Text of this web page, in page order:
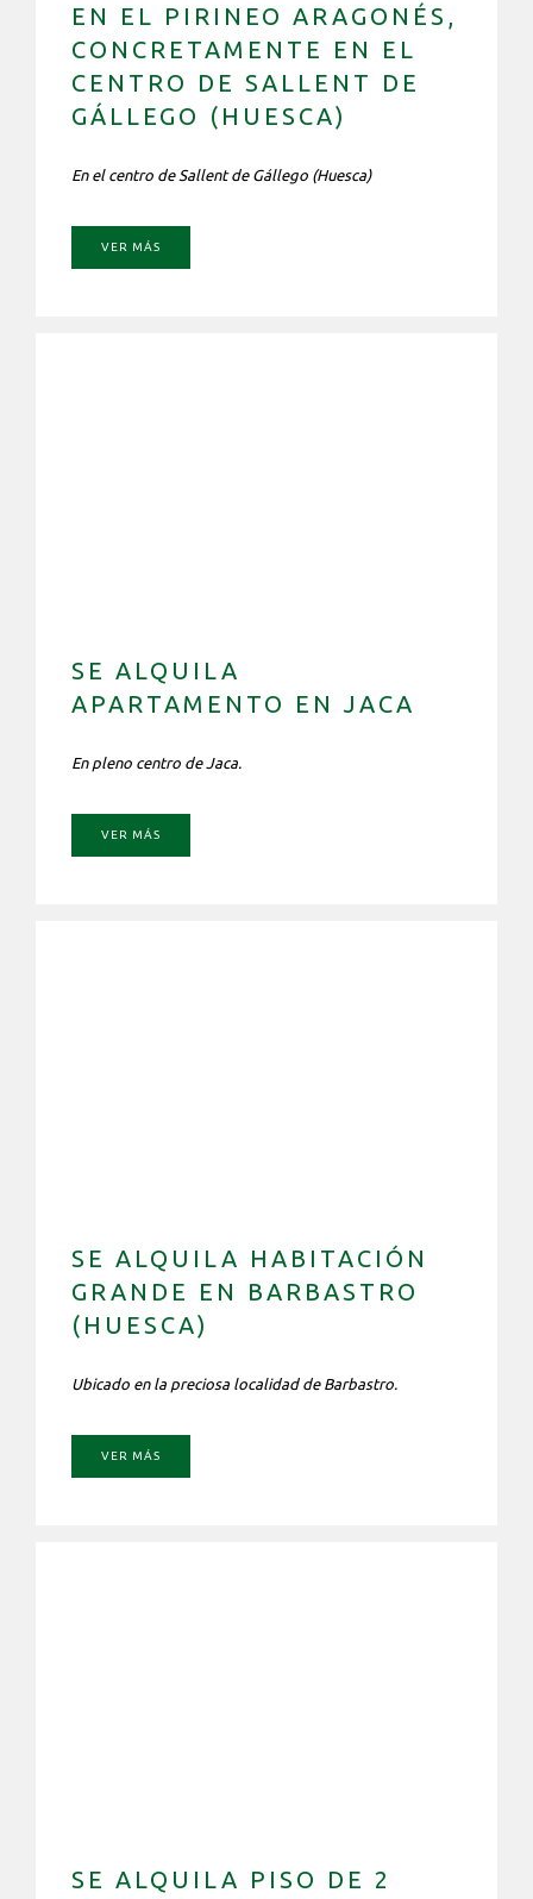
EN EL PIRINEO ARAGONÉS,
CONCRETAMENTE EN EL
CENTRO DE SALLENT DE
GÁLLEGO (HUESCA)
En el centro de Sallent de Gállego (Huesca)
VER MÁS
SE ALQUILA
APARTAMENTO EN JACA
En pleno centro de Jaca.
VER MÁS
SE ALQUILA HABITACIÓN
GRANDE EN BARBASTRO
(HUESCA)
Ubicado en la preciosa localidad de Barbastro.
VER MÁS
SE ALQUILA PISO DE 2